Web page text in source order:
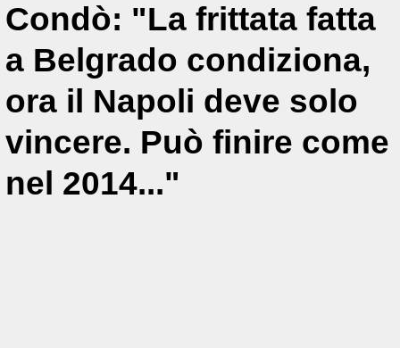
Condò: "La frittata fatta
a Belgrado condiziona,
ora il Napoli deve solo
vincere. Può finire come
nel 2014..."